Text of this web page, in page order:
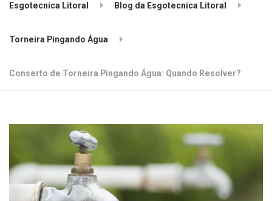
Esgotecnica Litoral Blog da Esgotecnica Litoral
Torneira Pingando Água
Conserto de Torneira Pingando Água: Quando Resolver?